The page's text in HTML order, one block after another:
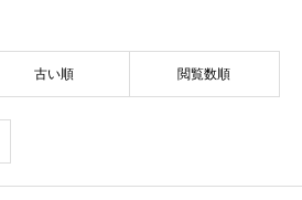
古い順 閲覧数順